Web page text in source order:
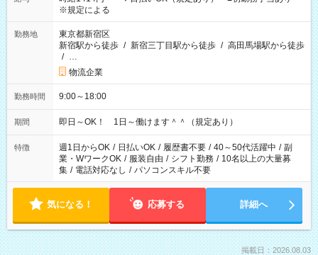
※規定による
勤務地
東京都新宿区
新宿駅から徒歩 / 新宿三丁目駅から徒歩 / 高田馬場駅から徒歩
/ …
物流企業
勤務時間 9:00～18:00
期間 即日～OK！ 1日～働けます＾＾（規定あり）
特徴 週1日からOK / 日払いOK / 履歴書不要 / 40～50代活躍中 / 副
業・WワークOK / 服装自由 / シフト勤務 / 10名以上の大量募
集 / 電話対応なし / パソコンスキル不要
気になる！ 応募する 詳細へ
掲載日：2026.08.03